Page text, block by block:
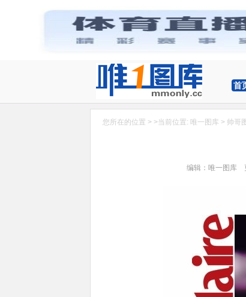
首
您所在的位置 > >当前位置: 唯一图库 > 帅哥
编辑：唯一图库